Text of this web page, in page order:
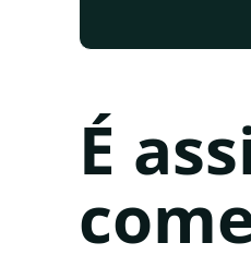
É